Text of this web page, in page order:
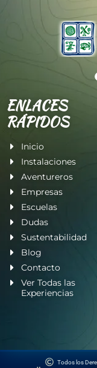
ENLACES
RÁPIDOS
Inicio
Instalaciones
Aventureros
Empresas
Escuelas
Dudas
Sustentabilidad
Blog
Contacto
Ver Todas las
Experiencias
Todos los